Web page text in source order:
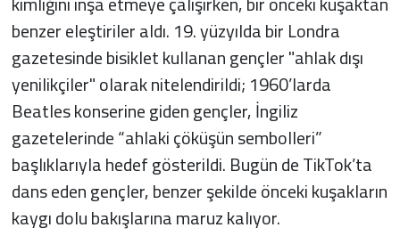
benzer eleştiriler aldı. 19. yüzyılda bir Londra
gazetesinde bisiklet kullanan gençler "ahlak dışı
yenilikçiler" olarak nitelendirildi; 1960’larda
Beatles konserine giden gençler, İngiliz
gazetelerinde “ahlaki çöküşün sembolleri”
başlıklarıyla hedef gösterildi. Bugün de TikTok’ta
dans eden gençler, benzer şekilde önceki kuşakların
kaygı dolu bakışlarına maruz kalıyor.